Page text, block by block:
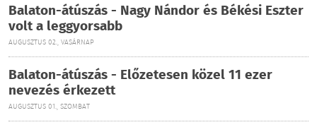
Balaton-átúszás - Nagy Nándor és Békési Eszter
volt a leggyorsabb
AUGUSZTUS 02., VASÁRNAP
Balaton-átúszás - Előzetesen közel 11 ezer
nevezés érkezett
AUGUSZTUS 01., SZOMBAT